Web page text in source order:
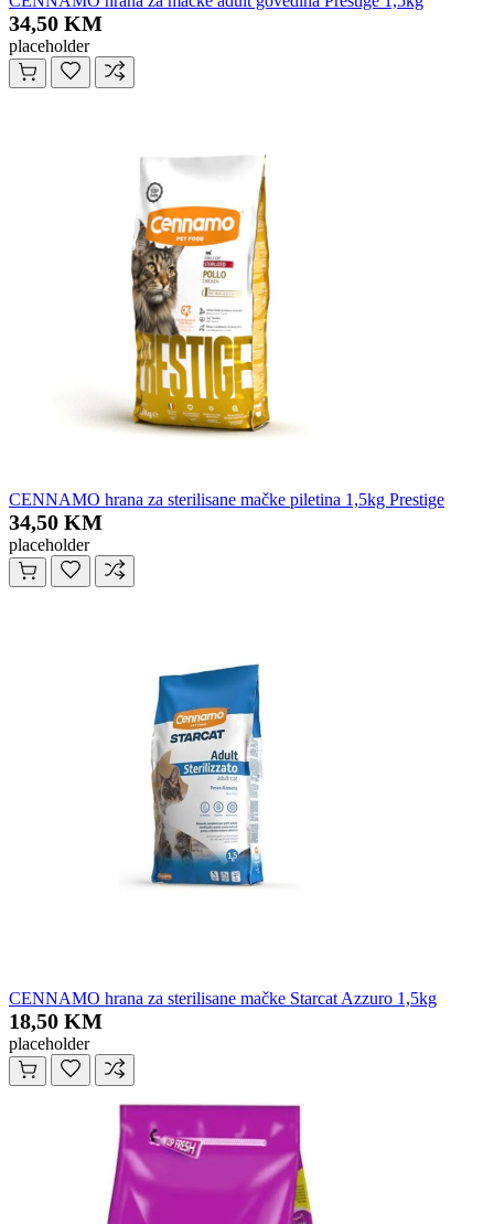
34,50 KM
placeholder
CENNAMO hrana za sterilisane mačke piletina 1,5kg Prestige
34,50 KM
placeholder
CENNAMO hrana za sterilisane mačke Starcat Azzuro 1,5kg
18,50 KM
placeholder